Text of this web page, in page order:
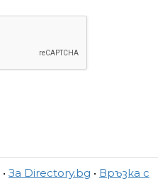
• За Directory.bg • Връзка с